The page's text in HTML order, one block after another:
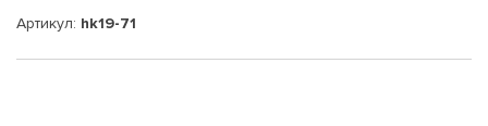
Артикул: hk19-71